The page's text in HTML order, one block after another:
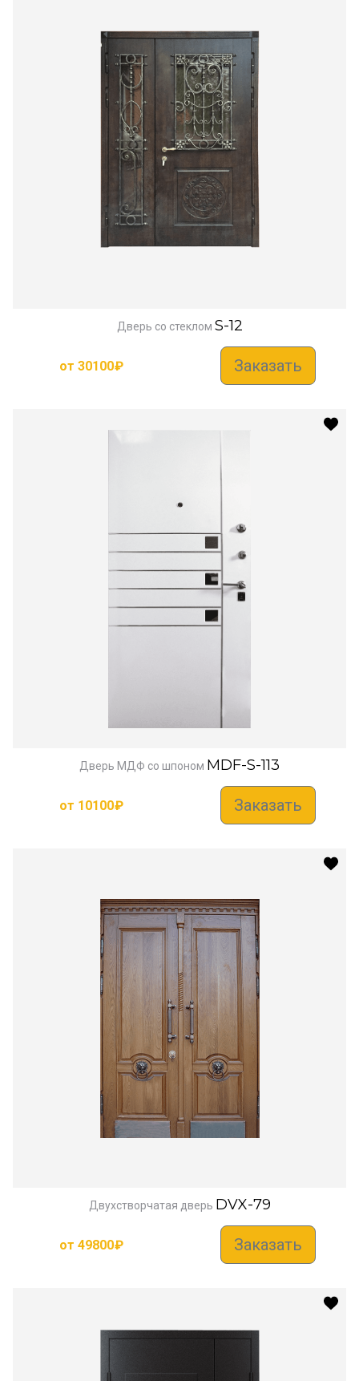
Дверь со стеклом S-12
от 30100₽ Заказать
Дверь МДФ со шпоном MDF-S-113
от 10100₽ Заказать
Двухстворчатая дверь DVX-79
от 49800₽ Заказать